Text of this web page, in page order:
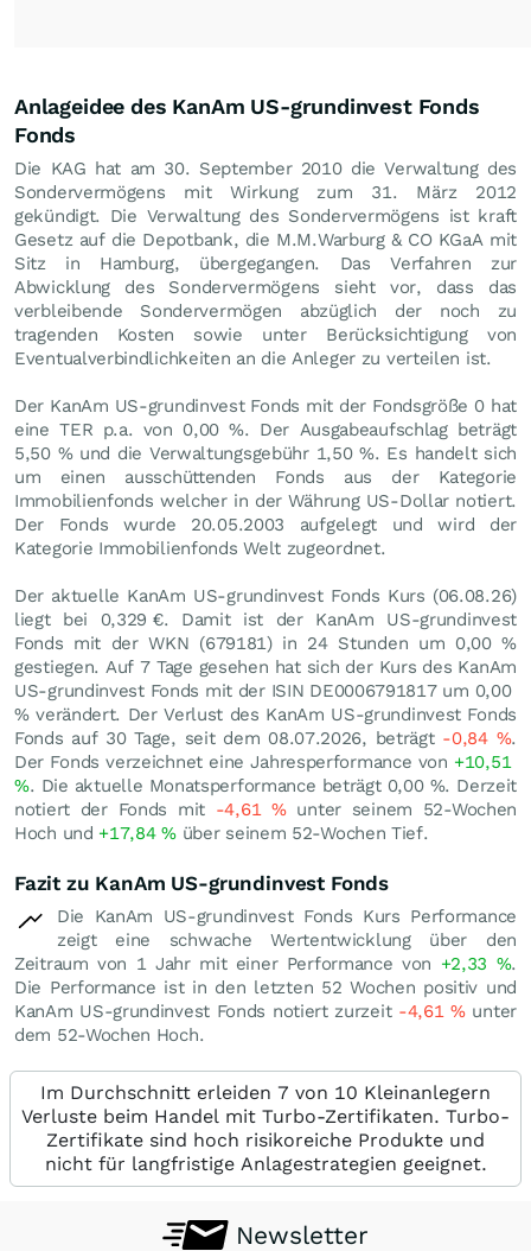
Anlageidee des KanAm US-grundinvest Fonds
Fonds
Die KAG hat am 30. September 2010 die Verwaltung des
Sondervermögens mit Wirkung zum 31. März 2012
gekündigt. Die Verwaltung des Sondervermögens ist kraft
Gesetz auf die Depotbank, die M.M.Warburg & CO KGaA mit
Sitz in Hamburg, übergegangen. Das Verfahren zur
Abwicklung des Sondervermögens sieht vor, dass das
verbleibende Sondervermögen abzüglich der noch zu
tragenden Kosten sowie unter Berücksichtigung von
Eventualverbindlichkeiten an die Anleger zu verteilen ist.
Der KanAm US-grundinvest Fonds mit der Fondsgröße 0 hat
eine TER p.a. von 0,00 %. Der Ausgabeaufschlag beträgt
5,50 % und die Verwaltungsgebühr 1,50 %. Es handelt sich
um einen ausschüttenden Fonds aus der Kategorie
Immobilienfonds welcher in der Währung US-Dollar notiert.
Der Fonds wurde 20.05.2003 aufgelegt und wird der
Kategorie Immobilienfonds Welt zugeordnet.
Der aktuelle KanAm US-grundinvest Fonds Kurs (06.08.26)
liegt bei 0,329 €. Damit ist der KanAm US-grundinvest
Fonds mit der WKN (679181) in 24 Stunden um 0,00%
gestiegen. Auf 7 Tage gesehen hat sich der Kurs des KanAm
US-grundinvest Fonds mit der ISIN DE0006791817 um 0,00
%verändert. Der Verlust des KanAm US-grundinvest Fonds
Fonds auf 30 Tage, seit dem 08.07.2026, beträgt -0,84 %.
Der Fonds verzeichnet eine Jahresperformance von +10,51
%. Die aktuelle Monatsperformance beträgt 0,00 %. Derzeit
notiert der Fonds mit -4,61 %unter seinem 52-Wochen
Hoch und +17,84%über seinem 52-Wochen Tief.
Fazit zu KanAm US-grundinvest Fonds
Die KanAm US-grundinvest Fonds Kurs Performance
zeigt eine schwache Wertentwicklung über den
Zeitraum von 1 Jahr mit einer Performance von +2,33 %.
Die Performance ist in den letzten 52 Wochen positiv und
KanAm US-grundinvest Fonds notiert zurzeit -4,61%unter
dem 52-Wochen Hoch.
Im Durchschnitt erleiden 7 von 10 Kleinanlegern
Verluste beim Handel mit Turbo-Zertifikaten. Turbo-
Zertifikate sind hoch risikoreiche Produkte und
nicht für langfristige Anlagestrategien geeignet.
Newsletter